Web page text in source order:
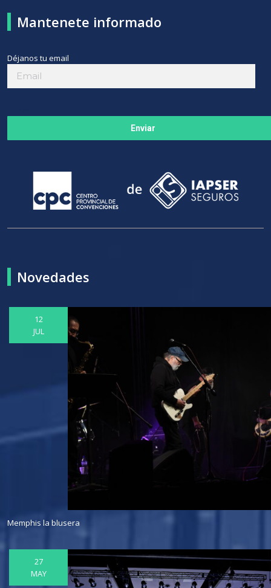
Mantenete informado
Déjanos tu email
Novedades
12
JUL
Memphis la blusera
27
MAY